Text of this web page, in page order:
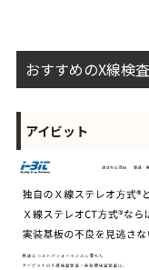
おすすめのX線検
アイビット